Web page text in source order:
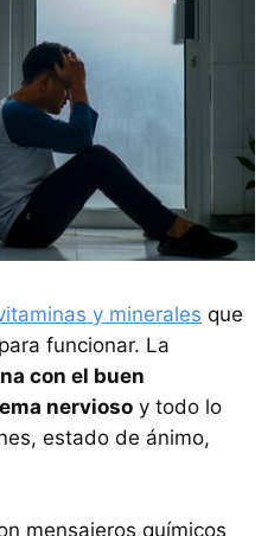
y minerales que
funcionar. La
con el buen
nervioso y todo lo
estado de ánimo,
mensajeros químicos